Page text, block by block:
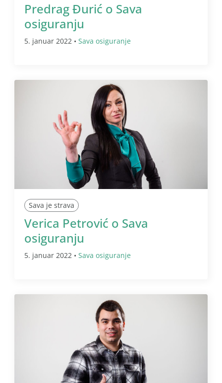
Predrag Đurić o Sava
osiguranju
5. januar 2022 • Sava osiguranje
Sava je strava
Verica Petrović o Sava
osiguranju
5. januar 2022 • Sava osiguranje